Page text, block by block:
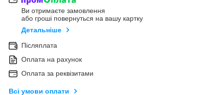
Ви отримаєте замовлення
або гроші повернуться на вашу картку
Детальніше
Післяплата
Оплата на рахунок
Оплата за реквізитами
Всі умови оплати